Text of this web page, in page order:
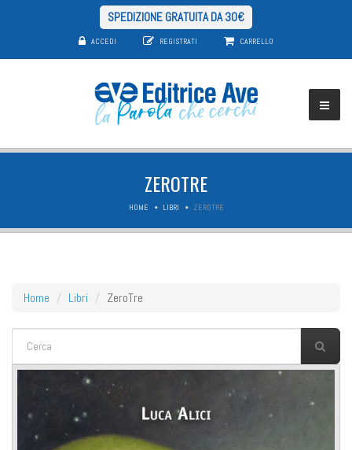
SPEDIZIONE GRATUITA DA 30€
ACCEDI REGISTRATI CARRELLO
ZEROTRE
HOME LIBRI ZEROTRE
Home Libri ZeroTre
FORM DI RICERCA